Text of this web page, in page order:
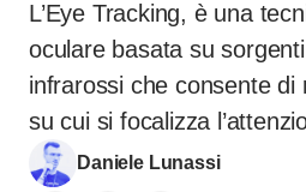
L’Eye Tracking, è una
oculare basata su
infrarossi che consente di
su cui si focalizza
Daniele Lunassi